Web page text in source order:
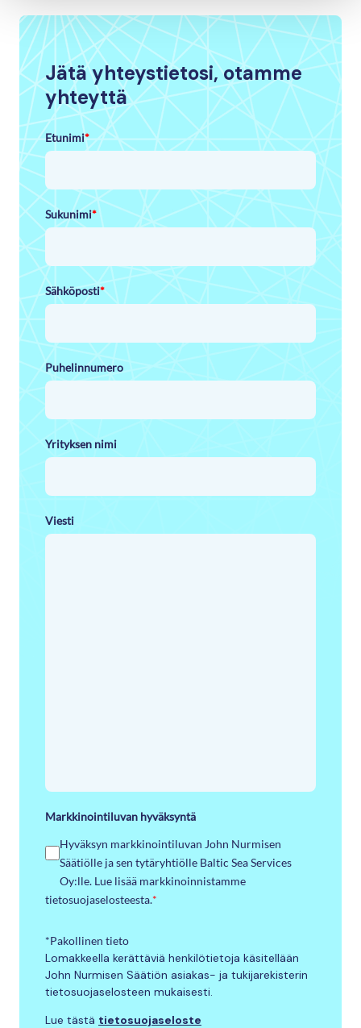
Jätä yhteystietosi, otamme
yhteyttä
Etunimi*
Sukunimi*
Sähköposti*
Puhelinnumero
Yrityksen nimi
Viesti
Markkinointiluvan hyväksyntä
Hyväksyn markkinointiluvan John Nurmisen
Säätiölle ja sen tytäryhtiölle Baltic Sea Services
Oy:lle. Lue lisää markkinoinnistamme
tietosuojaselosteesta.*
*Pakollinen tieto
Lomakkeella kerättäviä henkilötietoja käsitellään
John Nurmisen Säätiön asiakas- ja tukijarekisterin
tietosuojaselosteen mukaisesti.
Lue tästä tietosuojaseloste